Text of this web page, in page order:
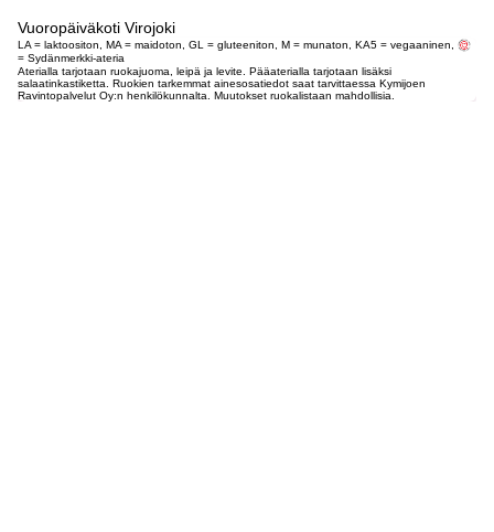
Vuoropäiväkoti Virojoki
LA = laktoositon, MA = maidoton, GL = gluteeniton, M = munaton, KA5 = vegaaninen,
= Sydänmerkki-ateria
Aterialla tarjotaan ruokajuoma, leipä ja levite. Pääaterialla tarjotaan lisäksi
salaatinkastiketta. Ruokien tarkemmat ainesosatiedot saat tarvittaessa Kymijoen
Ravintopalvelut Oy:n henkilökunnalta. Muutokset ruokalistaan mahdollisia.